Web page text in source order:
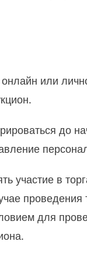
или
до
участие в
для